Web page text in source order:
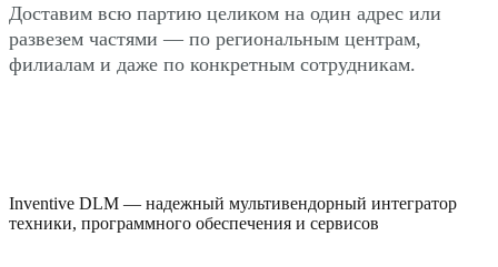
Доставим всю партию целиком на один адрес или
развезем частями — по региональным центрам,
филиалам и даже по конкретным сотрудникам.
Inventive DLM — надежный мультивендорный интегратор
техники, программного обеспечения и сервисов